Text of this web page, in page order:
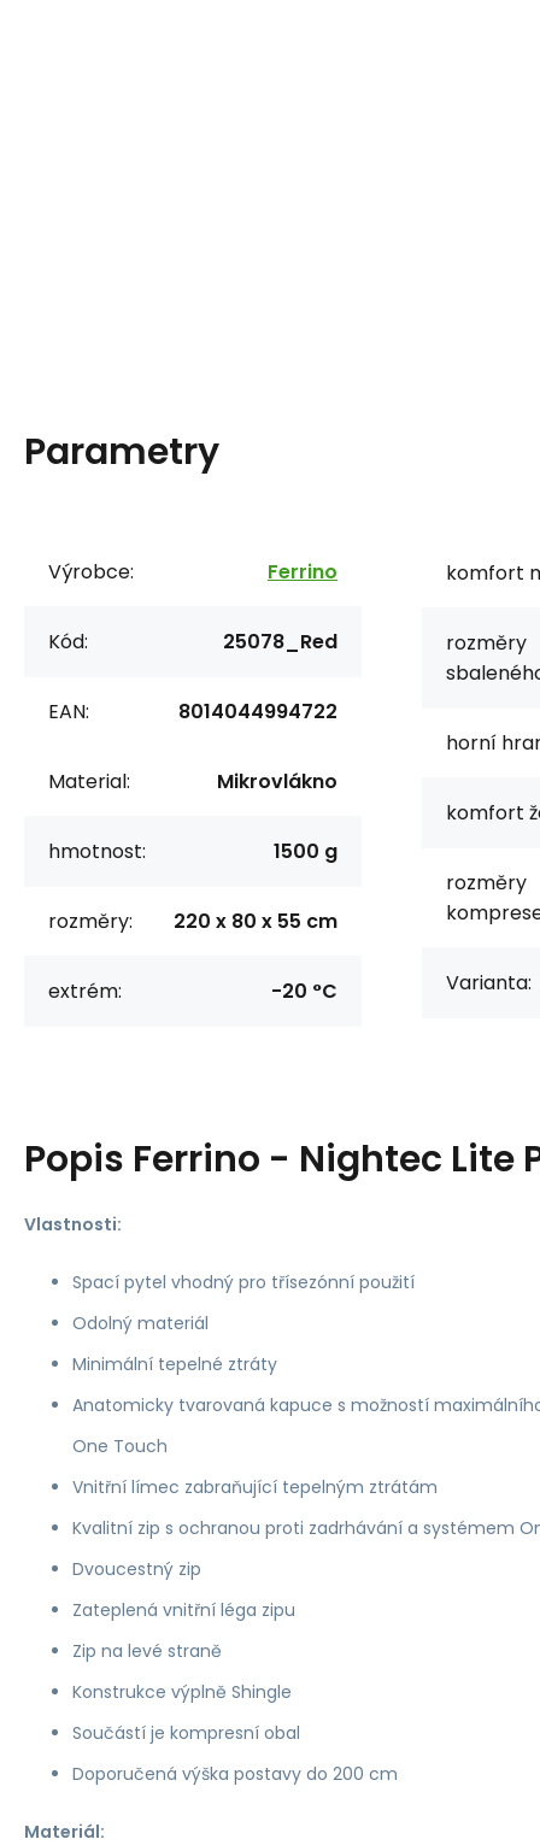
Parametry
Výrobce: Ferrino
Kód: 25078_Red
EAN: 8014044994722
Material: Mikrovlákno
hmotnost: 1500 g
rozměry: 220 x 80 x 55 cm
extrém: -20 °C
komfort
rozměry
horní
komfort
rozměry
Varianta:
Popis Ferrino - Nightec Lite
Vlastnosti:
Spací pytel vhodný pro třísezónní použití
Odolný materiál
Minimální tepelné ztráty
Anatomicky tvarovaná kapuce s možností
One Touch
Vnitřní límec zabraňující tepelným ztrátám
Kvalitní zip s ochranou proti zadrhávání a systémem
Dvoucestný zip
Zateplená vnitřní léga zipu
Zip na levé straně
Konstrukce výplně Shingle
Součástí je kompresní obal
Doporučená výška postavy do 200 cm
Materiál: